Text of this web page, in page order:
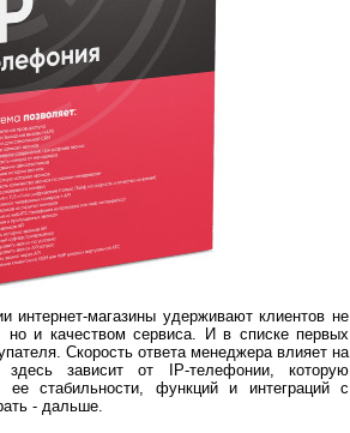
интернет-магазины удерживают клиентов не
но и качеством сервиса. И в списке первых
Скорость ответа менеджера влияет на
здесь зависит от IP-телефонии, которую
ее стабильности, функций и интеграций с
- дальше.